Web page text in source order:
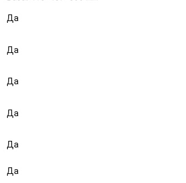
Да
Да
Да
Да
Да
Да